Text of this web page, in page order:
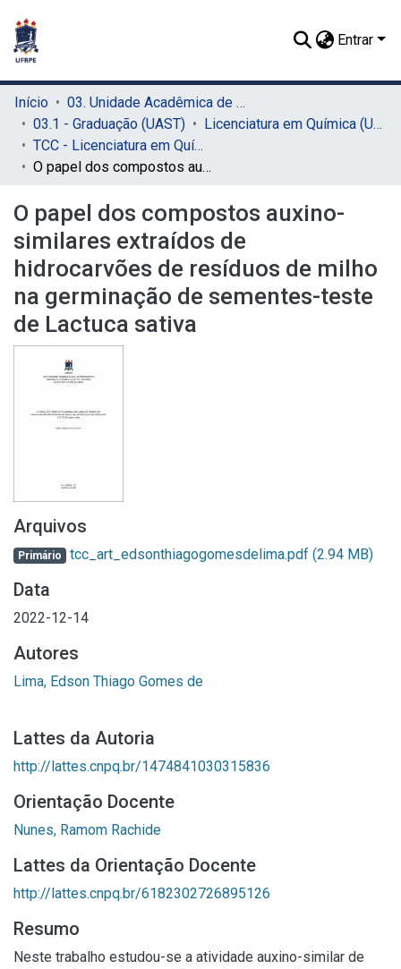
Entrar
Início
03. Unidade Acadêmica de Serra Talhada (UAST)
03.1 - Graduação (UAST)
Licenciatura em Química (UAST)
TCC - Licenciatura em Química (UAST)
O papel dos compostos auxino-similares extraídos de hidrocarvões de resíduos de milho na germinação de sementes-teste de Lactuca sativa
O papel dos compostos auxino-
similares extraídos de
hidrocarvões de resíduos de milho
na germinação de sementes-teste
de Lactuca sativa
Arquivos
Primário tcc_art_edsonthiagogomesdelima.pdf (2.94 MB)
Data
2022-12-14
Autores
Lima, Edson Thiago Gomes de
Lattes da Autoria
http://lattes.cnpq.br/1474841030315836
Orientação Docente
Nunes, Ramom Rachide
Lattes da Orientação Docente
http://lattes.cnpq.br/6182302726895126
Resumo
Neste trabalho estudou-se a atividade auxino-similar de